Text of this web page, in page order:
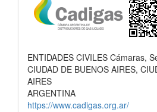
ENTIDADES CIVILES Cámaras,
CIUDAD DE BUENOS AIRES,
AIRES
ARGENTINA
https://www.cadigas.org.ar/